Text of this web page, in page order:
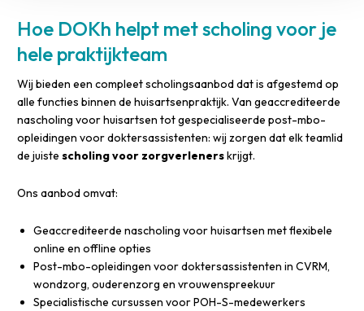
Hoe DOKh helpt met scholing voor je
hele praktijkteam
Wij bieden een compleet scholingsaanbod dat is afgestemd op
alle functies binnen de huisartsenpraktijk. Van geaccrediteerde
nascholing voor huisartsen tot gespecialiseerde post-mbo-
opleidingen voor doktersassistenten: wij zorgen dat elk teamlid
de juistescholing voor zorgverlenerskrijgt.
Ons aanbod omvat:
Geaccrediteerde nascholing voor huisartsen met flexibele
online en offline opties
Post-mbo-opleidingen voor doktersassistenten in CVRM,
wondzorg, ouderenzorg en vrouwenspreekuur
Specialistische cursussen voor POH-S-medewerkers